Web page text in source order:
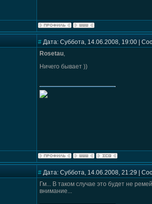
# Дата: Суббота, 14.06.2008, 19:00 |
Rosetau,
Ничего бывает ))
# Дата: Суббота, 14.06.2008, 21:29 |
Гм... В таком случае это будет не
внимание...